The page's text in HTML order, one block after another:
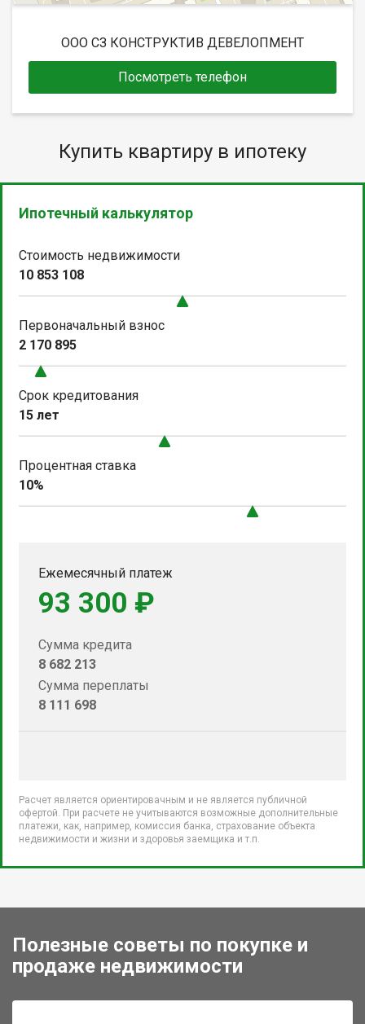
ООО СЗ КОНСТРУКТИВ ДЕВЕЛОПМЕНТ
Посмотреть телефон
Купить квартиру в ипотеку
Ипотечный калькулятор
Стоимость недвижимости
10 853 108
Первоначальный взнос
2 170 895
Срок кредитования
15 лет
Процентная ставка
10%
Ежемесячный платеж
93 300 ₽
Сумма кредита
8 682 213
Сумма переплаты
8 111 698
Расчет является ориентировачным и не является публичной
офертой. При расчете не учитываются возможные дополнительные
платежи, как, например, комиссия банка, страхование объекта
недвижимости и жизни и здоровья заемщика и т.п.
Полезные советы по покупке и
продаже недвижимости